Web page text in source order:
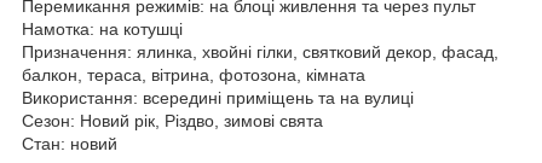
Перемикання режимів: на блоці живлення та через пульт
Намотка: на котушці
Призначення: ялинка, хвойні гілки, святковий декор, фасад,
балкон, тераса, вітрина, фотозона, кімната
Використання: всередині приміщень та на вулиці
Сезон: Новий рік, Різдво, зимові свята
Стан: новий